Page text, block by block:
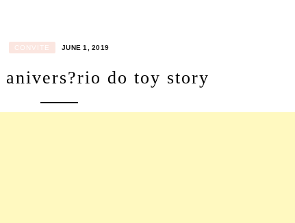
CONVITE JUNE 1, 2019
anivers?rio do toy story